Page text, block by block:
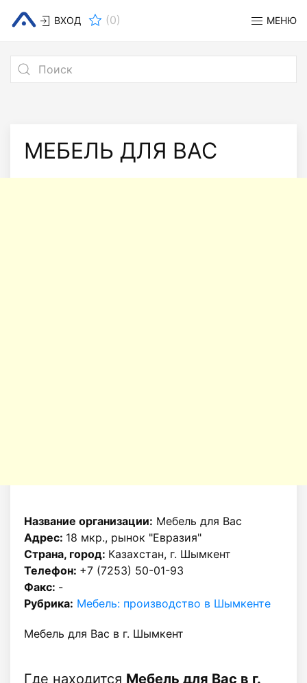
ВХОД (0) МЕНЮ
МЕБЕЛЬ ДЛЯ ВАС
Название организации: Мебель для Вас
Адрес: 18 мкр., рынок "Евразия"
Страна, город: Казахстан, г. Шымкент
Телефон: +7 (7253) 50-01-93
Факс: -
Рубрика: Мебель: производство в Шымкенте
Мебель для Вас в г. Шымкент
Где находится Мебель для Вас в г.